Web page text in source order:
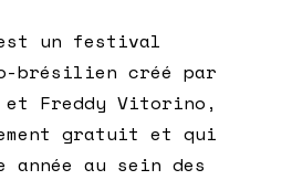
est un festival
brésilien créé par
et Freddy Vitorino,
gratuit et qui
année au sein des